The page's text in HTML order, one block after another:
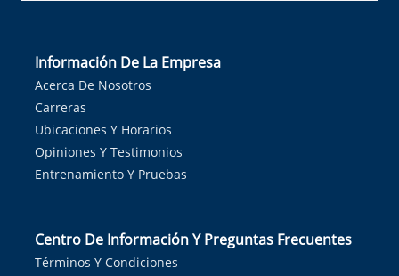
Información De La Empresa
Acerca De Nosotros
Carreras
Ubicaciones Y Horarios
Opiniones Y Testimonios
Entrenamiento Y Pruebas
Centro De Información Y Preguntas Frecuentes
Términos Y Condiciones